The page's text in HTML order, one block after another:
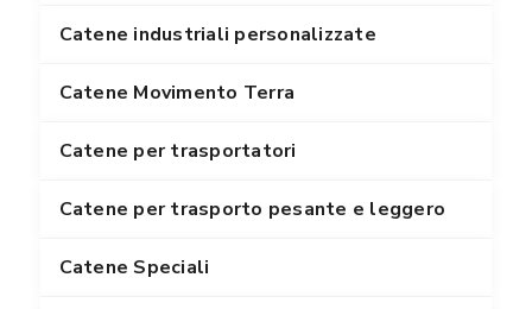
Catene industriali personalizzate
Catene Movimento Terra
Catene per trasportatori
Catene per trasporto pesante e leggero
Catene Speciali